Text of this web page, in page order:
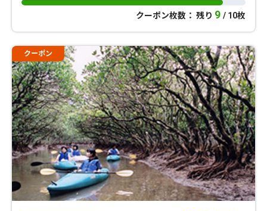
クーポン枚数： 残り 9 / 10枚
クーポン